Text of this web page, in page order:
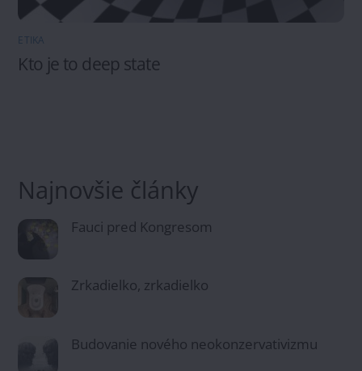
ETIKA
Kto je to deep state
Najnovšie články
Fauci pred Kongresom
Zrkadielko, zrkadielko
Budovanie nového neokonzervativizmu